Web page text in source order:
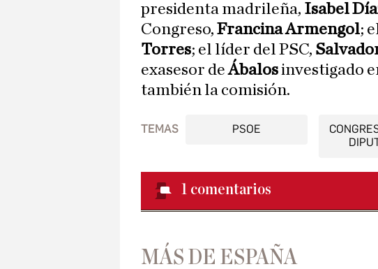
presidenta madrileña, Isabel
Congreso, Francina Armengol;
Torres; el líder del PSC,
exasesor deÁbalosinvestigado
también la comisión.
TEMAS PSOE
1 comentarios
MÁS DE ESPAÑA